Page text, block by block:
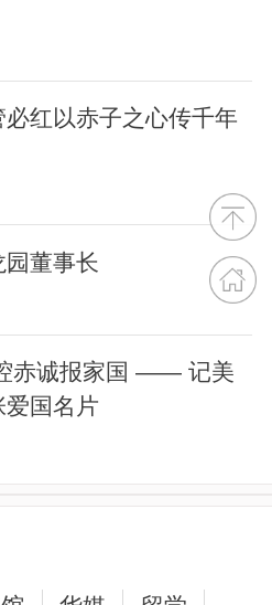
红以赤子之心传千年
董事长
赤诚报家国 —— 记美
国名片